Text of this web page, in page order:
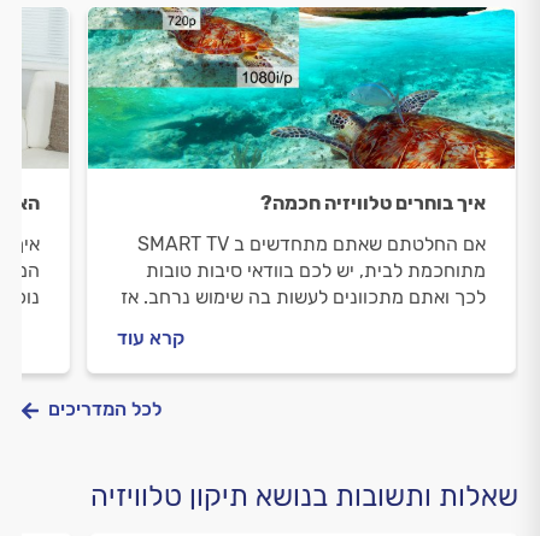
איך בוחרים טלוויזיה חכמה?
אם החלטתם שאתם מתחדשים ב SMART TV
מתוחכמת לבית, יש לכם בוודאי סיבות טובות
לכך ואתם מתכוונים לעשות בה שימוש נרחב. אז
קרא עוד
האם
איך
לכל המדריכים
שאלות ותשובות בנושא תיקון טלוויזיה